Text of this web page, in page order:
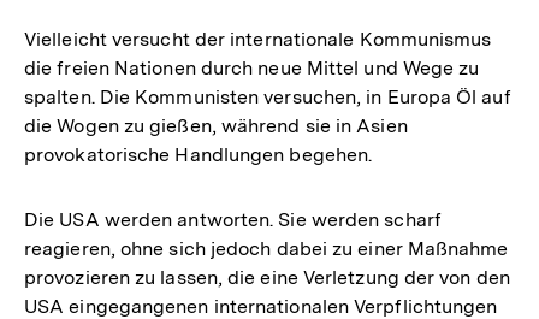
Vielleicht versucht der internationale Kommunismus
die freien Nationen durch neue Mittel und Wege zu
spalten. Die Kommunisten versuchen, in Europa Öl auf
die Wogen zu gießen, während sie in Asien
provokatorische Handlungen begehen.
Die USA werden antworten. Sie werden scharf
reagieren, ohne sich jedoch dabei zu einer Maßnahme
provozieren zu lassen, die eine Verletzung der von den
USA eingegangenen internationalen Verpflichtungen